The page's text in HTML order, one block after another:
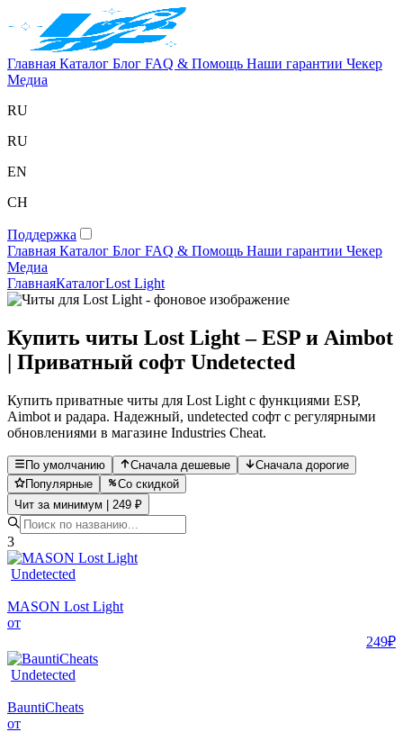
Главная Каталог Блог FAQ & Помощь Наши гарантии Чекер
Медиа
RU
RU
EN
CH
Поддержка
Главная Каталог Блог FAQ & Помощь Наши гарантии Чекер
Медиа
ГлавнаяКаталогLost Light
Купить читы Lost Light – ESP и Aimbot
| Приватный софт Undetected
Купить приватные читы для Lost Light с функциями ESP,
Aimbot и радара. Надежный, undetected софт с регулярными
обновлениями в магазине Industries Cheat.
По умолчанию Сначала дешевые
Сначала дорогие
Популярные
Со скидкой
Чит за минимум | 249 ₽
3
Undetected
MASON Lost Light
от
249₽
Undetected
BauntiCheats
от